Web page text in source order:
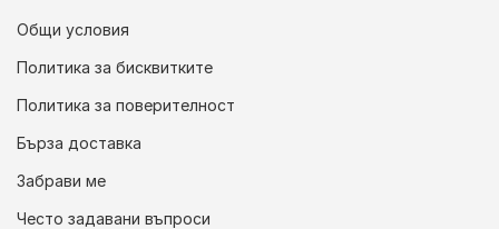
Общи условия
Политика за бисквитките
Политика за поверителност
Бърза доставка
Забрави ме
Често задавани въпроси